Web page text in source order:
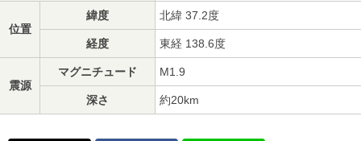
位置
緯度 北緯 37.2度
経度 東経 138.6度
震源
マグニチュード M1.9
深さ 約20km